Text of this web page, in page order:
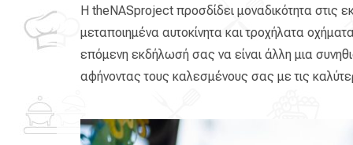
Η theNASproject προσδίδει μοναδικότητα
μεταποιημένα αυτοκίνητα και τροχήλατα
επόμενη εκδήλωσή σας να είναι άλλη μια
αφήνοντας τους καλεσμένους σας με τις